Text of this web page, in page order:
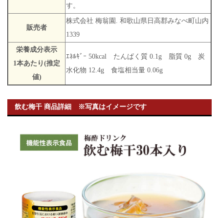
す。
販売者
株式会社 梅翁園. 和歌山県日高郡みなべ町山内
1339
栄養成分表示
1本あたり(推定
値)
ｴﾈﾙｷﾞｰ 50kcal たんぱく質 0.1g 脂質 0g 炭
水化物 12.4g 食塩相当量 0.06g
飲む梅干 商品詳細 ※写真はイメージです